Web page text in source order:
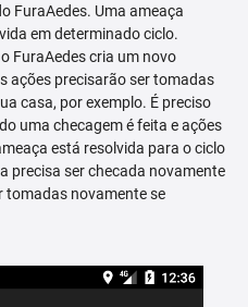
FuraAedes. Uma ameaça
em determinado ciclo.
FuraAedes cria um novo
ações precisarão ser tomadas
casa, por exemplo. É preciso
uma checagem é feita e ações
está resolvida para o ciclo
precisa ser checada novamente
tomadas novamente se